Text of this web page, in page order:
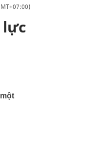
lực